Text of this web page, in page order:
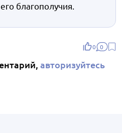
благополучия.
0 0
авторизуйтесь